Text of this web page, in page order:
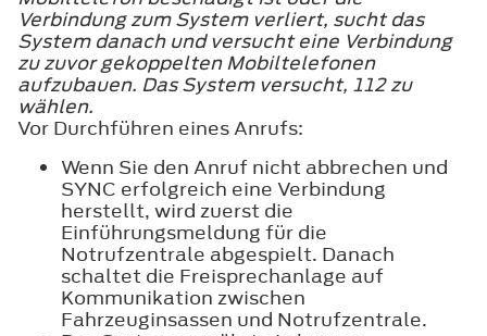
Verbindung zum System verliert, sucht das
System danach und versucht eine Verbindung
zu zuvor gekoppelten Mobiltelefonen
aufzubauen. Das System versucht, 112 zu
wählen.
Vor Durchführen eines Anrufs:
Wenn Sie den Anruf nicht abbrechen und
SYNC erfolgreich eine Verbindung
herstellt, wird zuerst die
Einführungsmeldung für die
Notrufzentrale abgespielt. Danach
schaltet die Freisprechanlage auf
Kommunikation zwischen
Fahrzeuginsassen und Notrufzentrale.